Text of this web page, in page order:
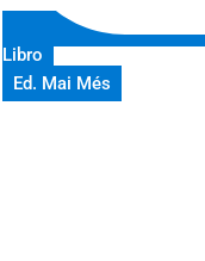
Libro
Ed. Mai Més